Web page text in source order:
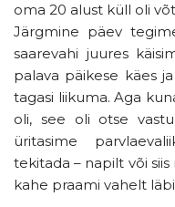
oma 20 alust küll oli
Järgmine päev
saarevahi juures
palava päikese käes
tagasi liikuma. Aga
oli, see oli otse
üritasime
tekitada – napilt või
kahe praami vahelt